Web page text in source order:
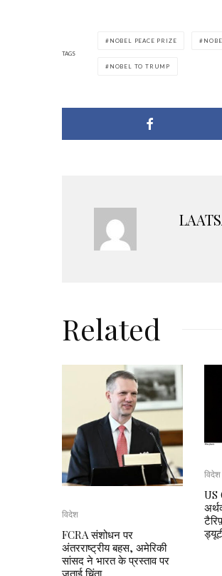
TAGS
NOBEL PEACE PRIZE
NOBEL TO TRUMP
Related
विदेश
FCRA संशोधन पर
अंतरराष्ट्रीय बहस, अमेरिकी
सांसद ने भारत के प्रस्ताव पर
विदेश
US